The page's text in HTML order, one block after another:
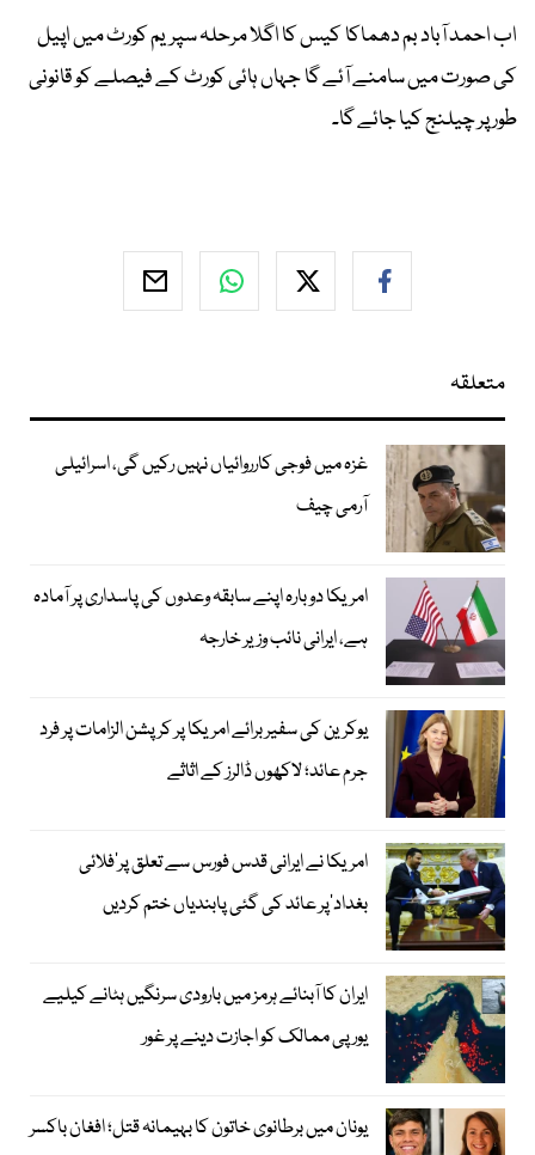
اب احمد آباد بم دھماکا کیس کا اگلا مرحلہ سپریم کورٹ میں اپیل
کی صورت میں سامنے آئے گا جہاں ہائی کورٹ کے فیصلے کو قانونی
طور پر چیلنج کیا جائے گا۔
متعلقہ
غزہ میں فوجی کارروائیاں نہیں رکیں گی، اسرائیلی
آرمی چیف
امریکا دوبارہ اپنے سابقہ وعدوں کی پاسداری پر آمادہ
ہے، ایرانی نائب وزیر خارجہ
یوکرین کی سفیر برائے امریکا پر کرپشن الزامات پر فرد
جرم عائد؛ لاکھوں ڈالرز کے اثاثے
امریکا نے ایرانی قدس فورس سے تعلق پر’فلائی
بغداد‘پر عائد کی گئی پابندیاں ختم کردیں
ایران کا آبنائے ہرمز میں بارودی سرنگیں ہٹانے کیلیے
یورپی ممالک کو اجازت دینے پر غور
یونان میں برطانوی خاتون کا بہیمانہ قتل؛ افغان باکسر